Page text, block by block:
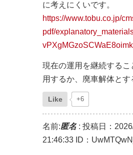
に考えにくいです。
https://www.tobu.co.jp/
pdf/
現在の運用を継続する
用するか、廃車解体とす
Like +6
名前:匿名: 投稿日：
21:46:33 ID：